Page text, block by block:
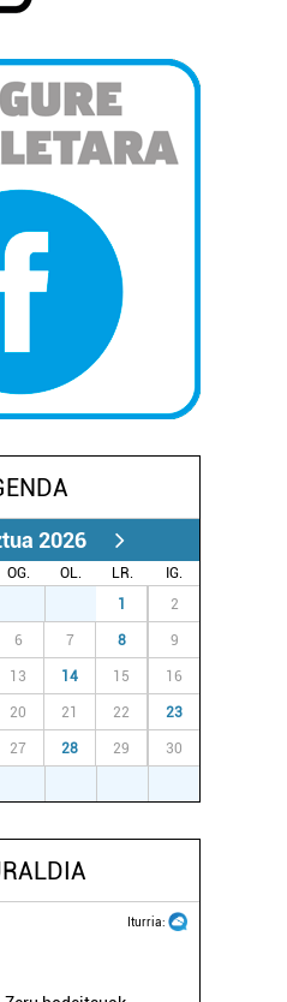
2026
OG. OL. LR.
IG.
1 2
6 7 8 9
13 14 15 16
20 21 22 23
27 28 29 30
Iturria: